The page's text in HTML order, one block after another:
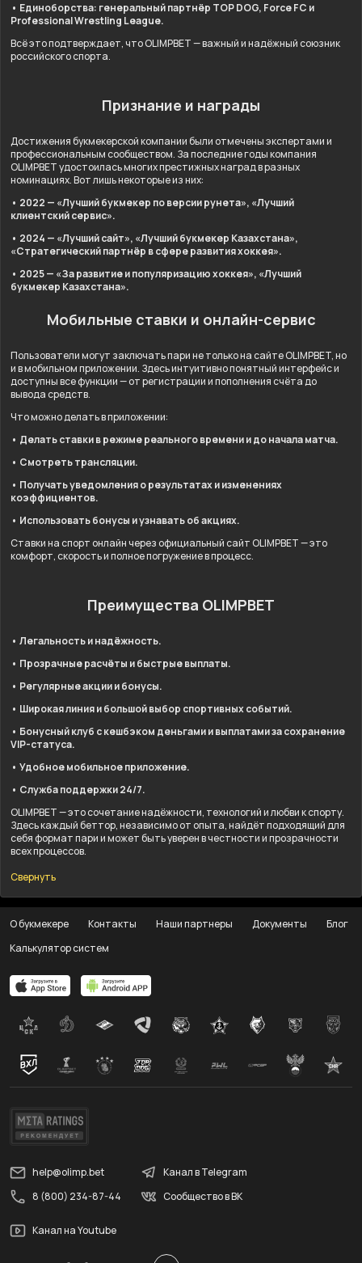
• Единоборства: генеральный партнёр TOP DOG, Force FC и
Professional Wrestling League.
Всё это подтверждает, что OLIMPBET — важный и надёжный союзник
российского спорта.
Признание и награды
Достижения букмекерской компании были отмечены экспертами и
профессиональным сообществом. За последние годы компания
OLIMPBET удостоилась многих престижных наград в разных
номинациях. Вот лишь некоторые из них:
• 2022 — «Лучший букмекер по версии рунета», «Лучший
клиентский сервис».
• 2024 — «Лучший сайт», «Лучший букмекер Казахстана»,
«Стратегический партнёр в сфере развития хоккея».
• 2025 — «За развитие и популяризацию хоккея», «Лучший
букмекер Казахстана».
Мобильные ставки и онлайн-сервис
Пользователи могут заключать пари не только на сайте OLIMPBET, но
и в мобильном приложении. Здесь интуитивно понятный интерфейс и
доступны все функции — от регистрации и пополнения счёта до
вывода средств.
Что можно делать в приложении:
• Делать ставки в режиме реального времени и до начала матча.
• Смотреть трансляции.
• Получать уведомления о результатах и изменениях
коэффициентов.
• Использовать бонусы и узнавать об акциях.
Ставки на спорт онлайн через официальный сайт OLIMPBET — это
комфорт, скорость и полное погружение в процесс.
Преимущества OLIMPBET
• Легальность и надёжность.
• Прозрачные расчёты и быстрые выплаты.
• Регулярные акции и бонусы.
• Широкая линия и большой выбор спортивных событий.
• Бонусный клуб с кешбэком деньгами и выплатами за сохранение
VIP-статуса.
• Удобное мобильное приложение.
• Служба поддержки 24/7.
OLIMPBET — это сочетание надёжности, технологий и любви к спорту.
Здесь каждый беттор, независимо от опыта, найдёт подходящий для
себя формат пари и может быть уверен в честности и прозрачности
всех процессов.
Свернуть
О букмекере Контакты Наши партнеры Документы
Блог
Калькулятор систем
help@olimp.bet
8 (800) 234-87-44
Канал в Telegram
Сообщество в ВК
Канал на Youtube